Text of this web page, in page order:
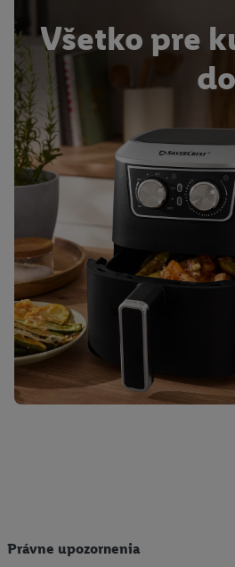
Všetko pre
Právne upozornenia